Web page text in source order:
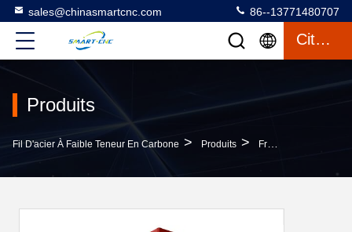
sales@chinasmartcnc.com 86--13771480707
Citation
Produits
Fil D'acier À Faible Teneur En Carbone > Produits > Frein De Presse Hydraulique